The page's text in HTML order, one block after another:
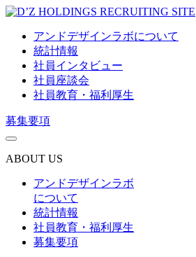
アンドデザインラボについて
統計情報
社員インタビュー
社員座談会
社員教育・福利厚生
募集要項
ABOUT US
アンドデザインラボ
について
統計情報
社員教育・福利厚生
募集要項